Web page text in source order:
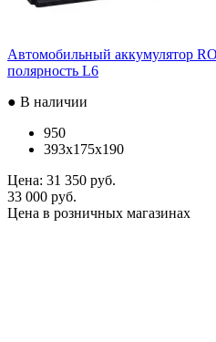
Автомобильный аккумулятор
полярность L6
● В наличии
950
393x175x190
Цена: 31 350 руб.
33 000 руб.
Цена в розничных магазинах